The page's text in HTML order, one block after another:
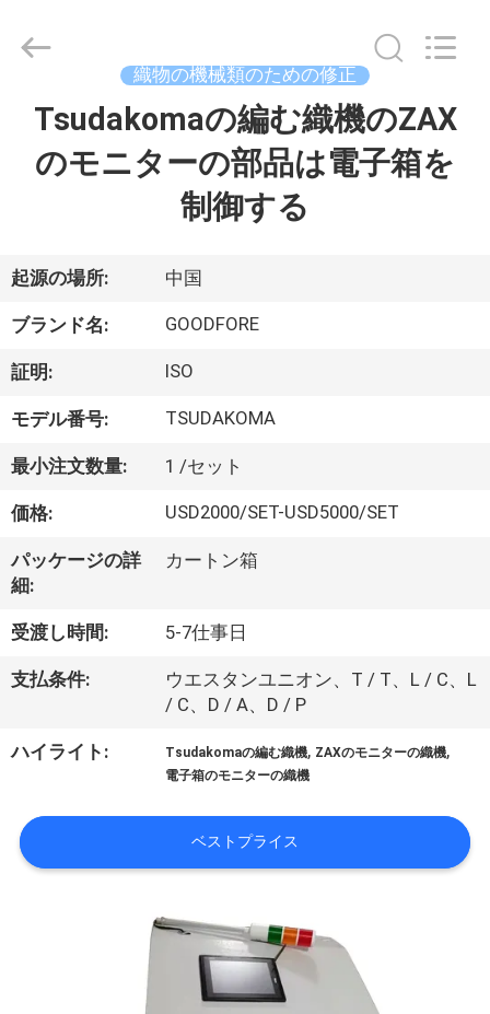
品
ビ
デ
オ
わ
た
ち
に
い
て
Copyright
Goodfore
Co.,Ltd.
織物の機械類のための修正
Tsudakomaの編む織機のZAX
のモニターの部品は電子箱を
制御する
起源の場所: 中国
ブランド名: GOODFORE
証明: ISO
モデル番号: TSUDAKOMA
最小注文数量: 1 /セット
価格: USD2000/SET-USD5000/SET
パッケージの詳
細:
カートン箱
受渡し時間: 5-7仕事日
支払条件:
ウエスタンユニオン、T / T、L / C、L
/ C、D / A、D / P
ハイライト: Tsudakomaの編む織機, ZAXのモニターの織機,
電子箱のモニターの織機
ベストプライス